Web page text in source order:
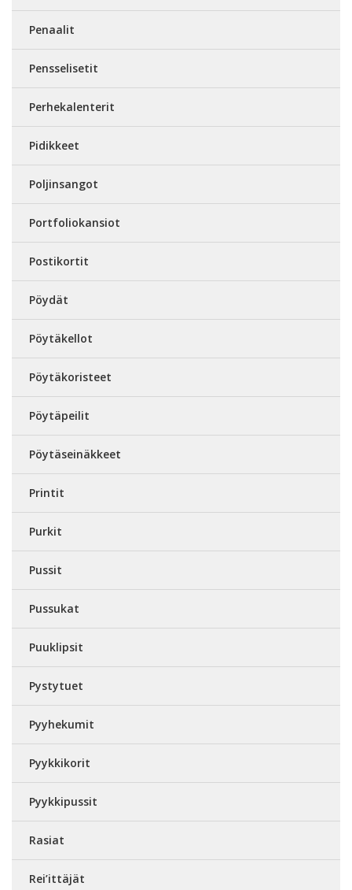
Penaalit
Pensselisetit
Perhekalenterit
Pidikkeet
Poljinsangot
Portfoliokansiot
Postikortit
Pöydät
Pöytäkellot
Pöytäkoristeet
Pöytäpeilit
Pöytäseinäkkeet
Printit
Purkit
Pussit
Pussukat
Puuklipsit
Pystytuet
Pyyhekumit
Pyykkikorit
Pyykkipussit
Rasiat
Rei’ittäjät